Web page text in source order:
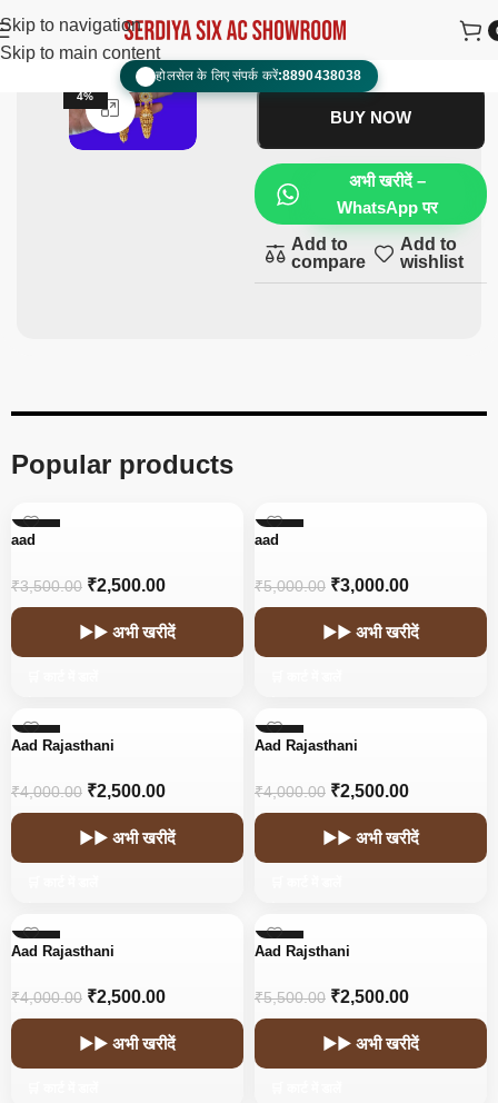
Skip to navigation
Skip to main content
📞 होलसेल के लिए संपर्क करें:8890438038
4%
Click to enlarge
Jhumki with jela
₹900.00 ₹
BUY NOW
अभी खरीदें –
WhatsApp पर
Add to
compare
Add to
wishlist
Popular products
-29%
aad
₹3,500.00 ₹2,500.00
▶▶ अभी खरीदें
-40%
aad
₹5,000.00 ₹3,000.00
▶▶ अभी खरीदें
-38%
Aad Rajasthani
₹4,000.00 ₹2,500.00
▶▶ अभी खरीदें
-38%
Aad Rajasthani
₹4,000.00 ₹2,500.00
▶▶ अभी खरीदें
-38%
Aad Rajasthani
₹4,000.00 ₹2,500.00
▶▶ अभी खरीदें
-55%
Aad Rajsthani
₹5,500.00 ₹2,500.00
▶▶ अभी खरीदें